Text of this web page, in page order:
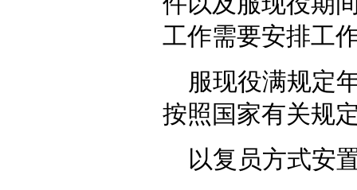
工作需要安排工
服现役满规定
按照国家有关规
以复员方式安